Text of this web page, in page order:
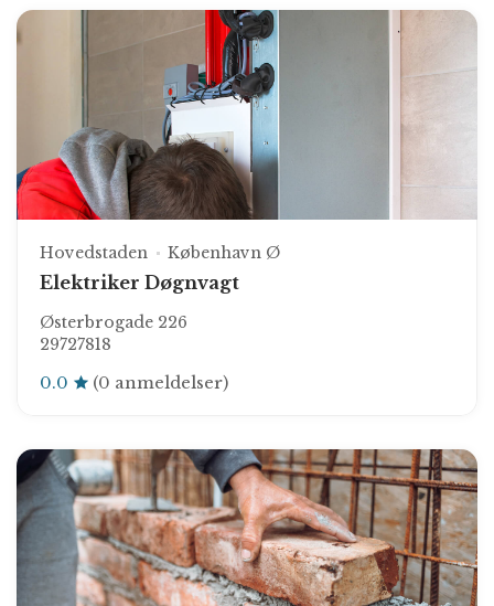
Hovedstaden København Ø
Elektriker Døgnvagt
Østerbrogade 226
29727818
0.0 (0 anmeldelser)